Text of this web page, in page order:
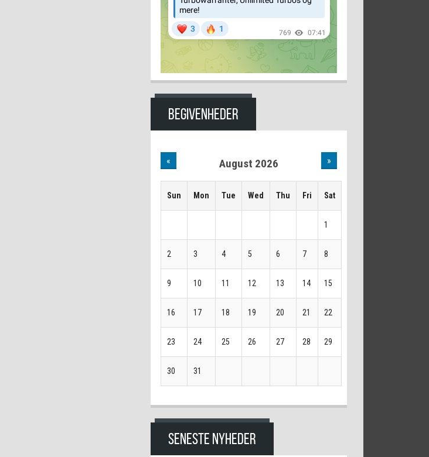
BEGIVENHEDER
« August 2026 »
Sun Mon Tue Wed Thu Fri Sat
1
2 3 4 5 6 7 8
9 10 11 12 13 14 15
16 17 18 19 20 21 22
23 24 25 26 27 28 29
30 31
SENESTE NYHEDER